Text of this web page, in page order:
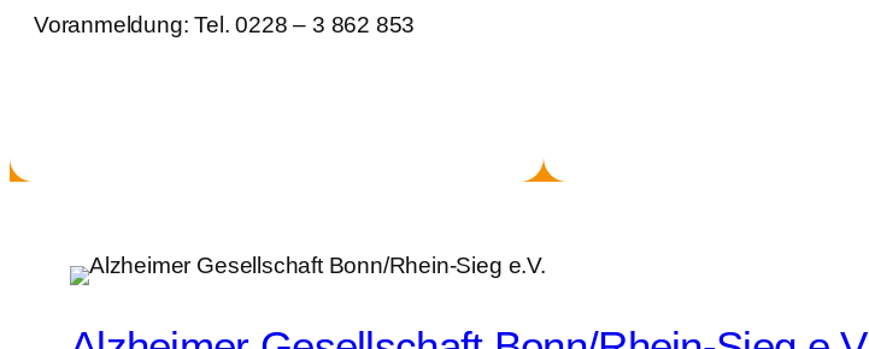
Voranmeldung: Tel. 0228 – 3 862 853